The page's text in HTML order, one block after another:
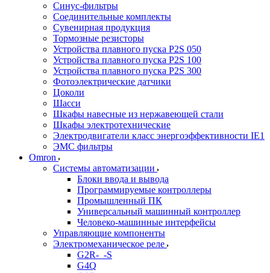
Синус-фильтры
Соединительные комплекты
Сувенирная продукция
Тормозные резисторы
Устройства плавного пуска P2S 050
Устройства плавного пуска P2S 100
Устройства плавного пуска P2S 300
Фотоэлектрические датчики
Цоколи
Шасси
Шкафы навесные из нержавеющей стали
Шкафы электротехнические
Электродвигатели класс энергоэффективности IE1
ЭМС фильтры
Omron
Системы автоматизации
Блоки ввода и вывода
Программируемые контроллеры
Промышленный ПК
Универсальный машинный контроллер
Человеко-машинные интерфейсы
Управляющие компоненты
Электромеханическое реле
G2R-_-S
G4Q